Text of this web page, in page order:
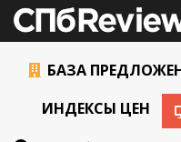
БАЗА
ИНДЕКСЫ ЦЕН